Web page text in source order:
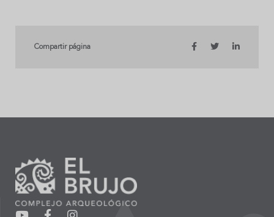
Compartir página